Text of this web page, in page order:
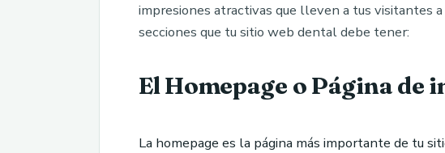
impresiones atractivas que lleven a tus visitantes
secciones que tu sitio web dental debe tener:
El Homepage o Página de
La homepage es la página más importante de tu